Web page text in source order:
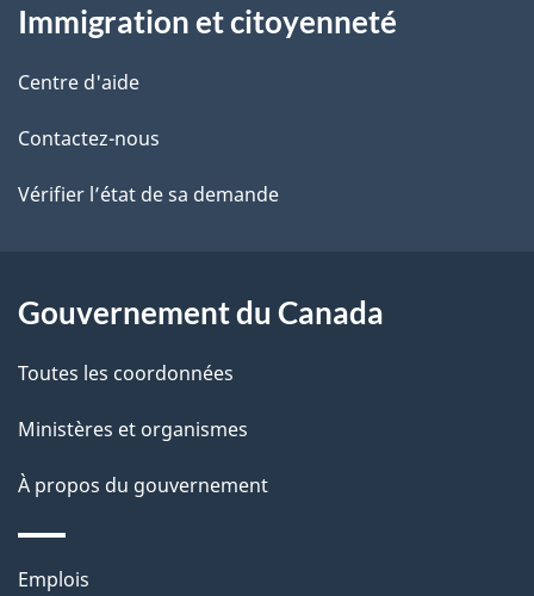
i
l
s
d
l
p
a
g
e
propos
de
ce
site
Immigration et citoyenneté
Centre d'aide
Contactez-nous
Vérifier l’état de sa demande
Gouvernement du Canada
Toutes les coordonnées
Ministères et organismes
À propos du gouvernement
Thèmes
Emplois